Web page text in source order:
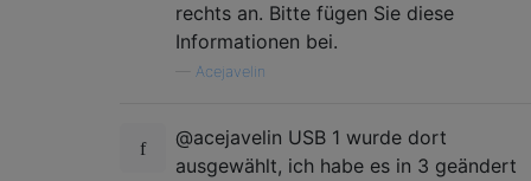
rechts an. Bitte fügen Sie diese
Informationen bei.
Acejavelin
@acejavelin USB 1 wurde dort
ausgewählt, ich habe es in 3 geändert